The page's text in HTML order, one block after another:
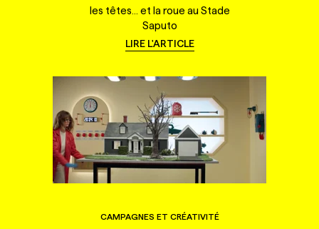
les têtes... et la roue au Stade
Saputo
LIRE L'ARTICLE
CAMPAGNES ET CRÉATIVITÉ